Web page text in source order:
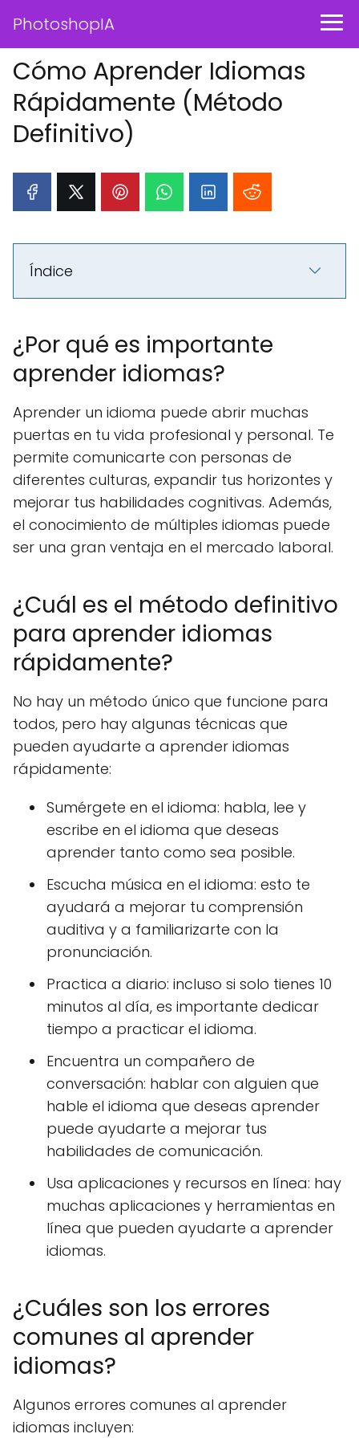
PhotoshopIA
Cómo Aprender Idiomas
Rápidamente (Método
Definitivo)
Índice
¿Por qué es importante
aprender idiomas?
Aprender un idioma puede abrir muchas
puertas en tu vida profesional y personal. Te
permite comunicarte con personas de
diferentes culturas, expandir tus horizontes y
mejorar tus habilidades cognitivas. Además,
el conocimiento de múltiples idiomas puede
ser una gran ventaja en el mercado laboral.
¿Cuál es el método definitivo
para aprender idiomas
rápidamente?
No hay un método único que funcione para
todos, pero hay algunas técnicas que
pueden ayudarte a aprender idiomas
rápidamente:
Sumérgete en el idioma: habla, lee y
escribe en el idioma que deseas
aprender tanto como sea posible.
Escucha música en el idioma: esto te
ayudará a mejorar tu comprensión
auditiva y a familiarizarte con la
pronunciación.
Practica a diario: incluso si solo tienes 10
minutos al día, es importante dedicar
tiempo a practicar el idioma.
Encuentra un compañero de
conversación: hablar con alguien que
hable el idioma que deseas aprender
puede ayudarte a mejorar tus
habilidades de comunicación.
Usa aplicaciones y recursos en línea: hay
muchas aplicaciones y herramientas en
línea que pueden ayudarte a aprender
idiomas.
¿Cuáles son los errores
comunes al aprender
idiomas?
Algunos errores comunes al aprender
idiomas incluyen: